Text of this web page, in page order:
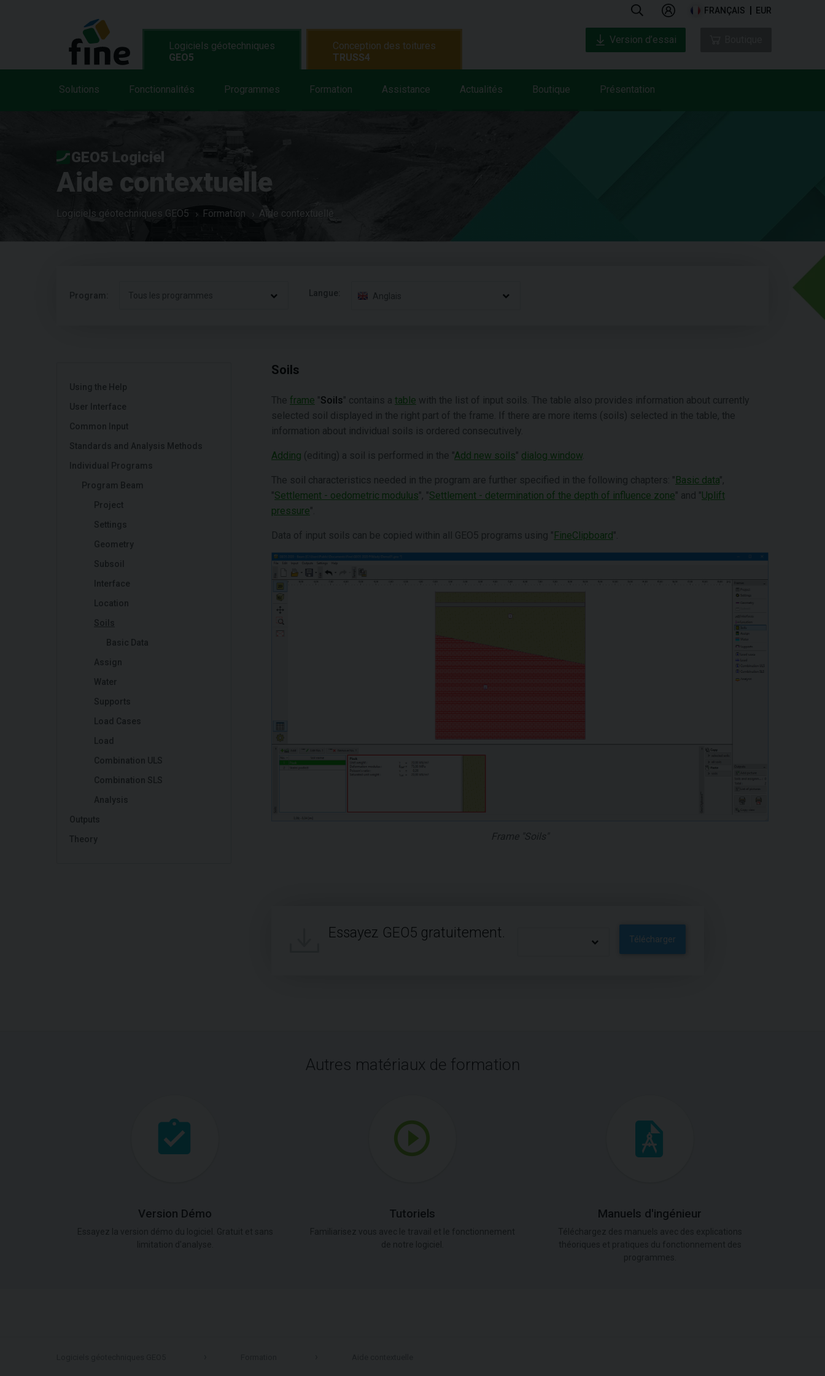
FRANÇAIS EUR
Logiciels géotechniques
GEO5
Solutions Fonctionnalités Programmes Formation Assistance Actualités Boutique Présentation
Conception des toitures
TRUSS4
Version d’essai
GEO5 Logiciel
Aide contextuelle
Logiciels géotechniques GEO5 Formation Aide contextuelle
Program: Tous les programmes Langue: Anglais
Using the Help
User Interface
Common Input
Standards and Analysis Methods
Individual Programs
Program Beam
Project
Settings
Geometry
Subsoil
Interface
Location
Soils
Basic Data
Assign
Water
Supports
Load Cases
Load
Combination ULS
Combination SLS
Analysis
Outputs
Theory
Soils
The frame "Soils" contains a table with the list of input soils. The table also provides information about currently
selected soil displayed in the right part of the frame. If there are more items (soils) selected in the table, the
information about individual soils is ordered consecutively.
Adding (editing) a soil is performed in the "Add new soils" dialog window
The soil characteristics needed in the program are further specified in the following chapters: "Basic data",
"Settlement - oedometric modulus", "Settlement - determination of the depth of influence zone" and "Uplift
pressure".
Data of input soils can be copied within all GEO5 programs using "FineClipboard".
Frame "Soils"
Essayez GEO5 gratuitement. Télécharger
Autres matériaux de formation
Version Démo Tutoriels Manuels d'ingénieur